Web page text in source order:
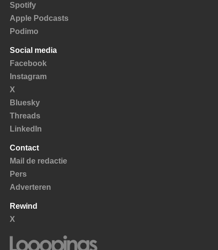
Spotify
Apple Podcasts
Podimo
Social media
Facebook
Instagram
X
Bluesky
Threads
LinkedIn
Contact
Mail de redactie
Pers
Adverteren
Rewind
X